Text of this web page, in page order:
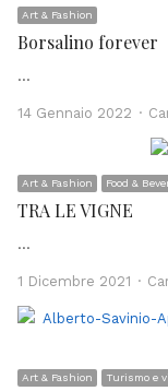
Art & Fashion
Borsalino forever
…
14 Gennaio 2022
Art & Fashion Food &
TRA LE VIGNE
…
1 Dicembre 2021
Art & Fashion Turismo e